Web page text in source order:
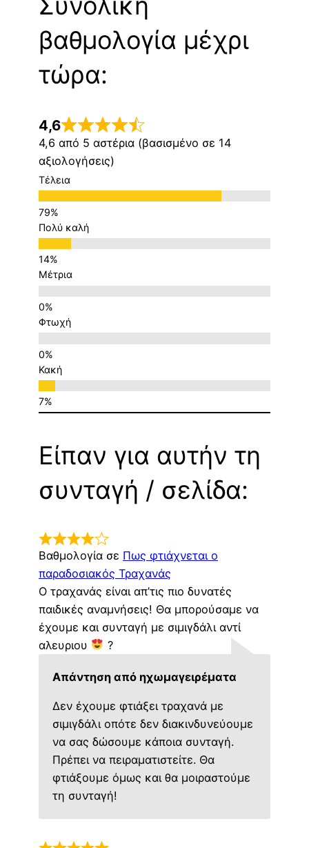
βαθμολογία μέχρι
τώρα:
4,6
4,6 από 5 αστέρια (βασισμένο σε 14
αξιολογήσεις)
Τέλεια
Πολύ καλή
Μέτρια
Φτωχή
Κακή
Είπαν για αυτήν τη
συνταγή / σελίδα:
Βαθμολογία σε Πως φτιάχνεται ο
παραδοσιακός Τραχανάς
Ο τραχανάς είναι απ’τις πιο δυνατές
παιδικές αναμνήσεις! Θα μπορούσαμε να
έχουμε και συνταγή με σιμιγδάλι αντί
αλευριου
?
Απάντηση από ηχωμαγειρέματα
Δεν έχουμε φτιάξει τραχανά με
σιμιγδάλι οπότε δεν διακινδυνεύουμε
να σας δώσουμε κάποια συνταγή.
Πρέπει να πειραματιστείτε. Θα
φτιάξουμε όμως και θα μοιραστούμε
τη συνταγή!